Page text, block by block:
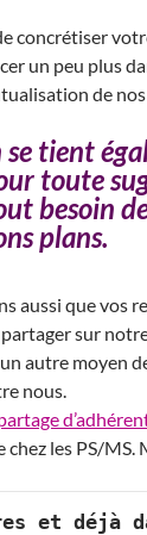
concrétiser
un peu plus
de nos
tient
toute
besoin
plans.
aussi que vos
sur
autre moyen
nous.
chez les PS/MS.
et déjà